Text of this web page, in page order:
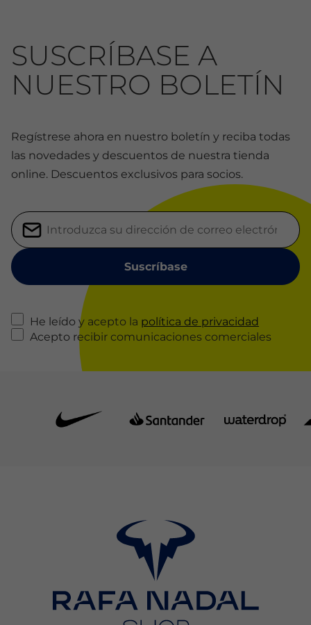
SUSCRÍBASE A
NUESTRO BOLETÍN
Regístrese ahora en nuestro boletín y reciba todas
las novedades y descuentos de nuestra tienda
online. Descuentos exclusivos para socios.
He leído y acepto la política de privacidad
Acepto recibir comunicaciones comerciales